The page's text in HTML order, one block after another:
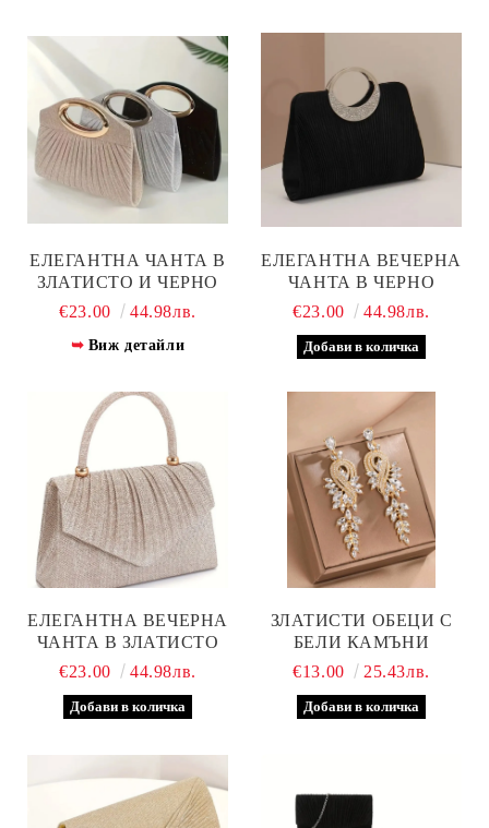
ЕЛЕГАНТНА ЧАНТА В
ЗЛАТИСТО И ЧЕРНО
€23.00
44.98лв.
Виж детайли
ЕЛЕГАНТНА ВЕЧЕРНА
ЧАНТА В ЧЕРНО
€23.00
44.98лв.
ЕЛЕГАНТНА ВЕЧЕРНА
ЧАНТА В ЗЛАТИСТО
€23.00
44.98лв.
ЗЛАТИСТИ ОБЕЦИ С
БЕЛИ КАМЪНИ
€13.00
25.43лв.